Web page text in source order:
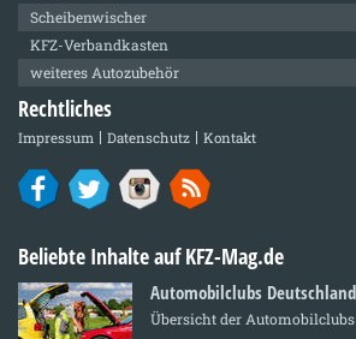
Scheibenwischer
KFZ-Verbandkasten
weiteres Autozubehör
Rechtliches
Impressum Datenschutz Kontakt
Beliebte Inhalte auf KFZ-Mag.de
Automobilclubs Deutschland
Übersicht der